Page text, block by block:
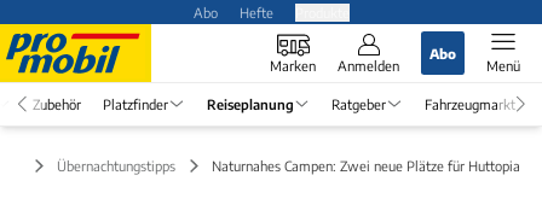
Abo Hefte
Marken Anmelden
Abo
Menü
Zubehör Platzfinder Reiseplanung Ratgeber Fahrzeugmarkt
Übernachtungstipps Naturnahes Campen: Zwei neue Plätze für Huttopia